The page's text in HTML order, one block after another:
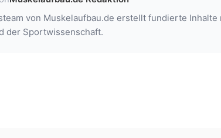
von Muskelaufbau.de erstellt fundierte
der Sportwissenschaft.